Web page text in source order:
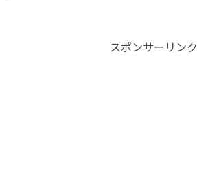
スポンサーリンク